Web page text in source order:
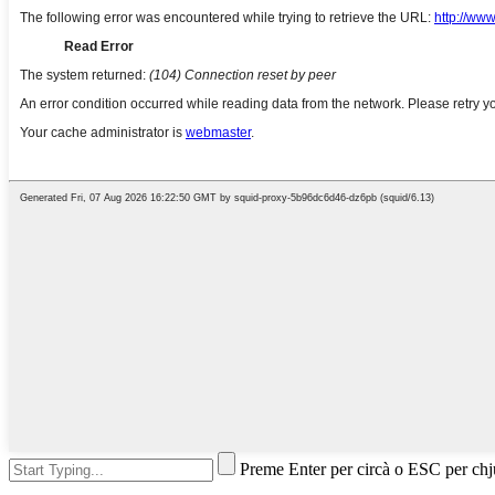
Preme Enter per circà o ESC per